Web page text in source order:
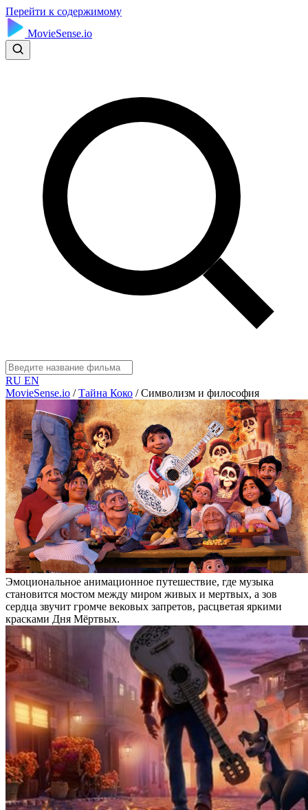
Перейти к содержимому
MovieSense.io
RU EN
MovieSense.io / Тайна Коко / Символизм и философия
Эмоциональное анимационное путешествие, где музыка
становится мостом между миром живых и мертвых, а зов
сердца звучит громче вековых запретов, расцветая яркими
красками Дня Мёртвых.